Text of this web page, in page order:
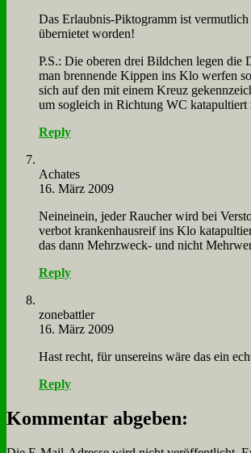
Das Er­laub­nis-Pik­to­gramm ist
über­nie­tet wor­den!
P.S.: Die obe­ren drei Bild­chen le­gen die
man bren­nen­de Kip­pen ins Klo wer­fen
sich auf den mit ei­nem Kreuz
um so­gleich in Rich­tung WC ka­ta­pul­tiert
Reply
Acha­tes
16. März 2009
Nein­ein­ein, je­der Rau­cher wird bei
ver­bot kran­ken­haus­reif ins Klo
das dann Mehr­zweck- und nicht
Reply
zone­batt­ler
16. März 2009
Hast recht, für un­ser­eins wä­re das ein
Reply
Kommentar abgeben: